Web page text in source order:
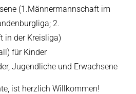
(1.Männermannschaft im
2.
in der Kreisliga)
für Kinder
Jugendliche und Erwachsene
ist herzlich Willkommen!